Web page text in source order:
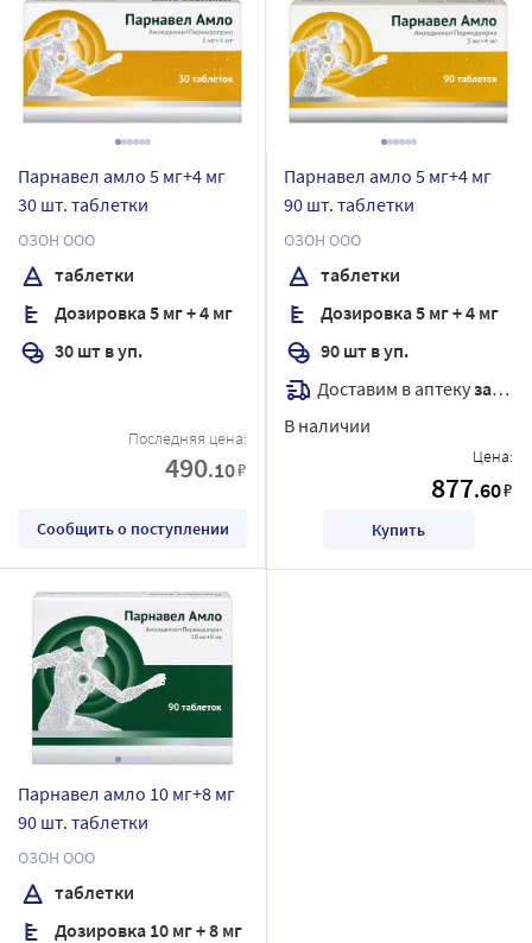
Парнавел амло 5 мг+4 мг
30 шт. таблетки
ОЗОН ООО
таблетки
Дозировка 5 мг + 4 мг
30 шт в уп.
Последняя цена:
490.10₽
Сообщить о поступлении
Парнавел амло 5 мг+4 мг
90 шт. таблетки
ОЗОН ООО
таблетки
Дозировка 5 мг + 4 мг
90 шт в уп.
Доставим в аптекузавтра
В наличии
Цена:
877.60₽
Купить
Парнавел амло 10 мг+8 мг
90 шт. таблетки
ОЗОН ООО
таблетки
Дозировка 10 мг + 8 мг